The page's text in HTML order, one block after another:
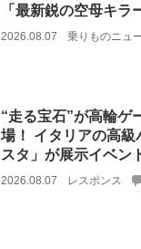
「最新鋭の空母キラ
2026.08.07 乗りものニュ
“走る宝石”が高輪ゲ
場！ イタリアの高級
スタ」が展示イベ
2026.08.07 レスポンス